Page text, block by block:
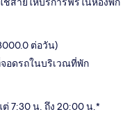
ต่อวัน)
อดรถในบริเวณที่พัก
7:30 น. ถึง 20:00 น.*